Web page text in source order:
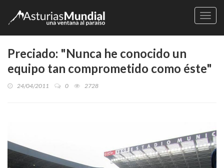
Preciado: "Nunca he conocido un
equipo tan comprometido como éste"
24/04/2011 0 2728